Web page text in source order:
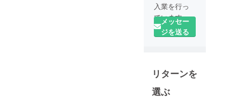
入業を行っ
ています。
輸入業をす
る為倉庫を
移しまし
質の良いも
メッセー
ジを送る
リターンを
選ぶ